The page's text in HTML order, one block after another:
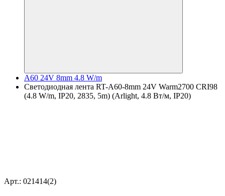
A60 24V 8mm 4.8 W/m
Светодиодная лента RT-A60-8mm 24V Warm2700 CRI98
(4.8 W/m, IP20, 2835, 5m) (Arlight, 4.8 Вт/м, IP20)
Арт.: 021414(2)